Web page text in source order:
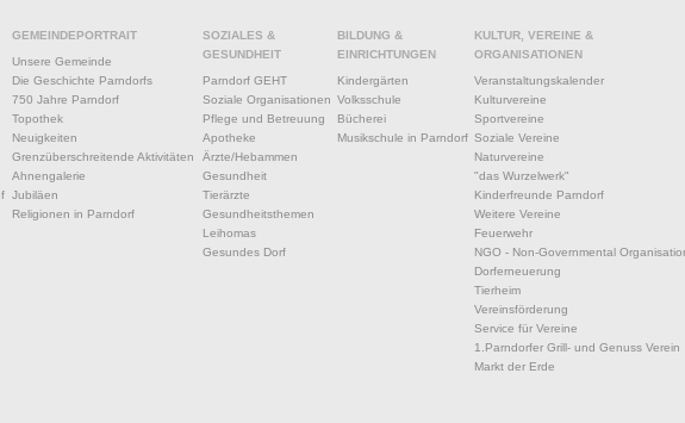
GEMEINDEPORTRAIT
Unsere Gemeinde
Die Geschichte Parndorfs
750 Jahre Parndorf
Topothek
Neuigkeiten
Grenzüberschreitende Aktivitäten
Ahnengalerie
Jubiläen
Religionen in Parndorf
SOZIALES &
GESUNDHEIT
Parndorf GEHT
Soziale Organisationen
Pflege und Betreuung
Apotheke
Ärzte/Hebammen
Gesundheit
Tierärzte
Gesundheitsthemen
Leihomas
Gesundes Dorf
BILDUNG &
EINRICHTUNGEN
Kindergärten
Volksschule
Bücherei
Musikschule in Parndorf
KULTUR, VEREINE &
ORGANISATIONEN
Veranstaltungskalender
Kulturvereine
Sportvereine
Soziale Vereine
Naturvereine
"das Wurzelwerk"
Kinderfreunde Parndorf
Weitere Vereine
Feuerwehr
NGO - Non-Governmental
Dorferneuerung
Tierheim
Vereinsförderung
Service für Vereine
1.Parndorfer Grill- und Genuss Verein
Markt der Erde